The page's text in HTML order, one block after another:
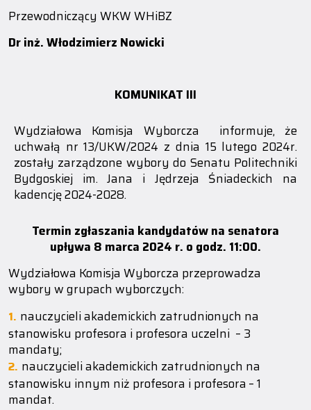
Przewodniczący WKW WHiBZ
Dr inż. Włodzimierz Nowicki
KOMUNIKAT III
Wydziałowa Komisja Wyborcza informuje, że
uchwałą nr 13/UKW/2024 z dnia 15 lutego 2024r.
zostały zarządzone wybory do Senatu Politechniki
Bydgoskiej im. Jana i Jędrzeja Śniadeckich na
kadencję 2024-2028.
Termin zgłaszania kandydatów na senatora
upływa 8 marca 2024 r. o godz. 11:00.
Wydziałowa Komisja Wyborcza przeprowadza
wybory w grupach wyborczych:
nauczycieli akademickich zatrudnionych na
stanowisku profesora i profesora uczelni – 3
mandaty;
nauczycieli akademickich zatrudnionych na
stanowisku innym niż profesora i profesora – 1
mandat.